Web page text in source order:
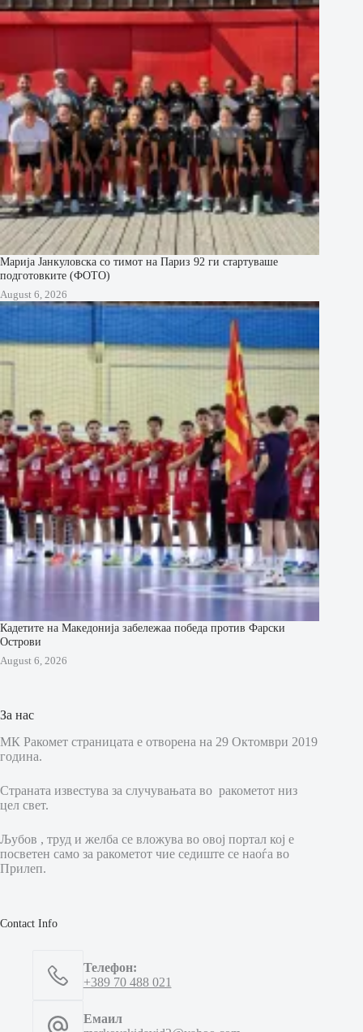
Марија Јанкуловска со тимот на Париз 92 ги стартуваше
подготовките (ФОТО)
August 6, 2026
Кадетите на Македонија забележаа победа против Фарски
Острови
August 6, 2026
За нас
МК Ракомет страницата е отворена на 29 Октомври 2019
година.
Страната известува за случувањата во ракометот низ
цел свет.
Љубов , труд и желба се вложува во овој портал кој е
посветен само за ракометот чие седиште се наоѓа во
Прилеп.
Contact Info
Телефон:
+389 70 488 021
Емаил